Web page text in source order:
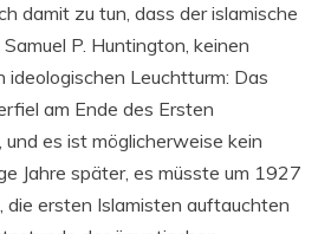
damit zu tun, dass der islamische
P. Huntington, keinen
ideologischen Leuchtturm: Das
am Ende des Ersten
es ist möglicherweise kein
Jahre später, es müsste um 1927
die ersten Islamisten auftauchten